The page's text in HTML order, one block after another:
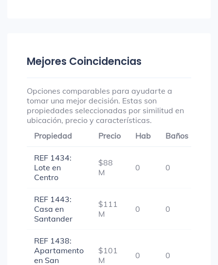
Mejores Coincidencias
Opciones comparables para ayudarte a
tomar una mejor decisión. Estas son
propiedades seleccionadas por similitud en
ubicación, precio y características.
Propiedad
Precio Hab Baños
REF 1434:
Lote en
Centro
$88
M
0 0
REF 1443:
Casa en
Santander
$111
M
0 0
REF 1438:
Apartamento
en San
$101
M
0 0